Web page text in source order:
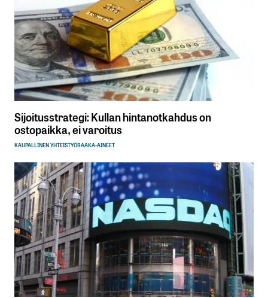
Sijoitusstrategi: Kullan hintanotkahdus on
ostopaikka, ei varoitus
KAUPALLINEN YHTEISTYÖRAAKA-AINEET